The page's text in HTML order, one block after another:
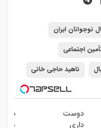
نوجوانان ایران
اجتماعی
ناهید حاجی خانی
دوست
داری